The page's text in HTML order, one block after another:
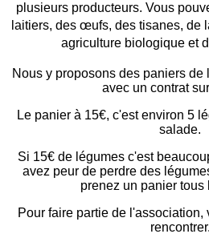
plusieurs producteurs. Vous
laitiers, des œufs, des tisanes, de
agriculture biologique et
Nous y proposons des paniers
avec un contrat
Le panier à 15€, c'est environ 5
salade.
Si 15€ de légumes c'est
avez peur de perdre des
prenez un panier tous
Pour faire partie de
rencontrer.